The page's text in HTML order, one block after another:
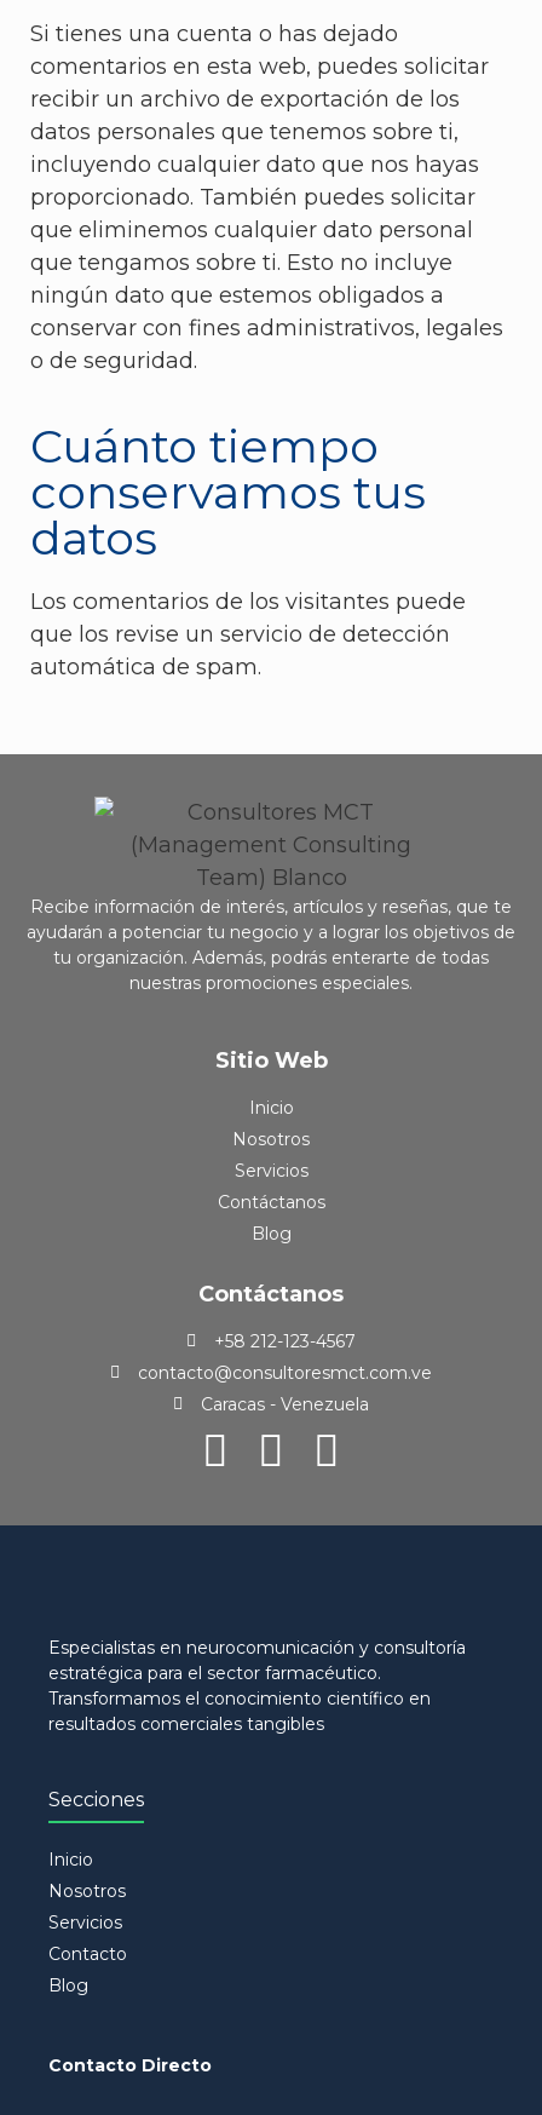
Si tienes una cuenta o has dejado
comentarios en esta web, puedes solicitar
recibir un archivo de exportación de los
datos personales que tenemos sobre ti,
incluyendo cualquier dato que nos hayas
proporcionado. También puedes solicitar
que eliminemos cualquier dato personal
que tengamos sobre ti. Esto no incluye
ningún dato que estemos obligados a
conservar con fines administrativos, legales
o de seguridad.
Cuánto tiempo
conservamos tus
datos
Los comentarios de los visitantes puede
que los revise un servicio de detección
automática de spam.
Recibe información de interés, artículos y reseñas, que te
ayudarán a potenciar tu negocio y a lograr los objetivos de
tu organización. Además, podrás enterarte de todas
nuestras promociones especiales.
Sitio Web
Inicio
Nosotros
Servicios
Contáctanos
Blog
Contáctanos
+58 212-123-4567
contacto@consultoresmct.com.ve
Caracas - Venezuela
Especialistas en neurocomunicación y consultoría
estratégica para el sector farmacéutico.
Transformamos el conocimiento científico en
resultados comerciales tangibles
Secciones
Inicio
Nosotros
Servicios
Contacto
Blog
Contacto Directo